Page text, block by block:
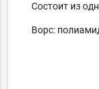
Состоит из
Ворс: